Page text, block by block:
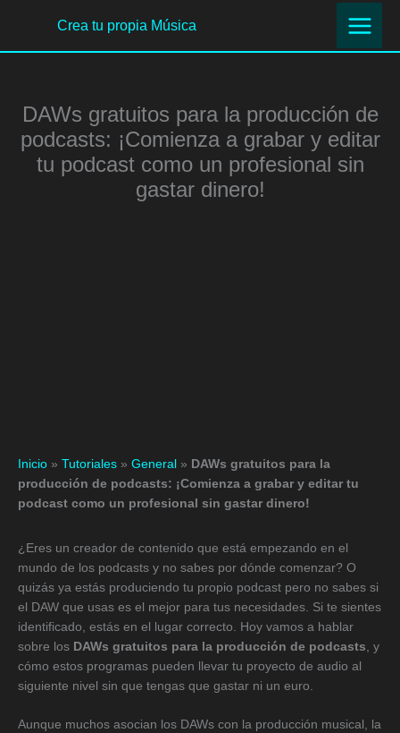
contenido
Crea tu propia Música
DAWs gratuitos para la producción de
podcasts: ¡Comienza a grabar y editar
tu podcast como un profesional sin
gastar dinero!
Inicio » Tutoriales » General » DAWs gratuitos para la
producción de podcasts: ¡Comienza a grabar y editar tu
podcast como un profesional sin gastar dinero!
¿Eres un creador de contenido que está empezando en el
mundo de los podcasts y no sabes por dónde comenzar? O
quizás ya estás produciendo tu propio podcast pero no sabes si
el DAW que usas es el mejor para tus necesidades. Si te sientes
identificado, estás en el lugar correcto. Hoy vamos a hablar
sobre los DAWs gratuitos para la producción de podcasts , y
cómo estos programas pueden llevar tu proyecto de audio al
siguiente nivel sin que tengas que gastar ni un euro.
Aunque muchos asocian los DAWs con la producción musical, la